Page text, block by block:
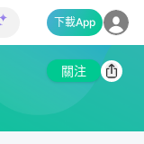
下載App
關注